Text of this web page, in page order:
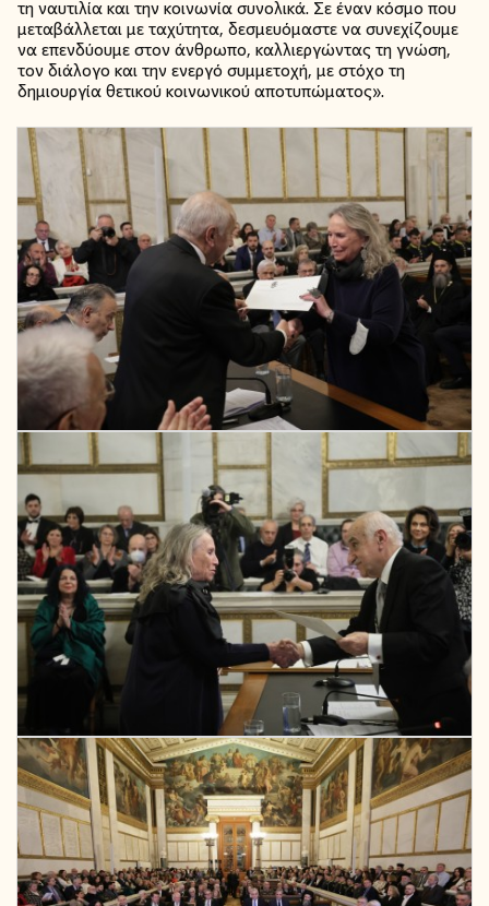
τη ναυτιλία και την κοινωνία συνολικά. Σε έναν κόσμο που
μεταβάλλεται με ταχύτητα, δεσμευόμαστε να συνεχίζουμε
να επενδύουμε στον άνθρωπο, καλλιεργώντας τη γνώση,
τον διάλογο και την ενεργό συμμετοχή, με στόχο τη
δημιουργία θετικού κοινωνικού αποτυπώματος».